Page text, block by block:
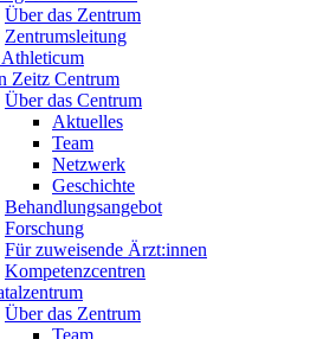
Über das Zentrum
Zentrumsleitung
Zeitz Centrum
Über das Centrum
Aktuelles
Team
Netzwerk
Geschichte
Behandlungsangebot
Forschung
Für zuweisende Ärzt:innen
Kompetenzcentren
Über das Zentrum
Team